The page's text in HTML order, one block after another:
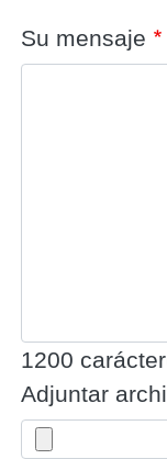
Su mensaje
1200
Adjuntar